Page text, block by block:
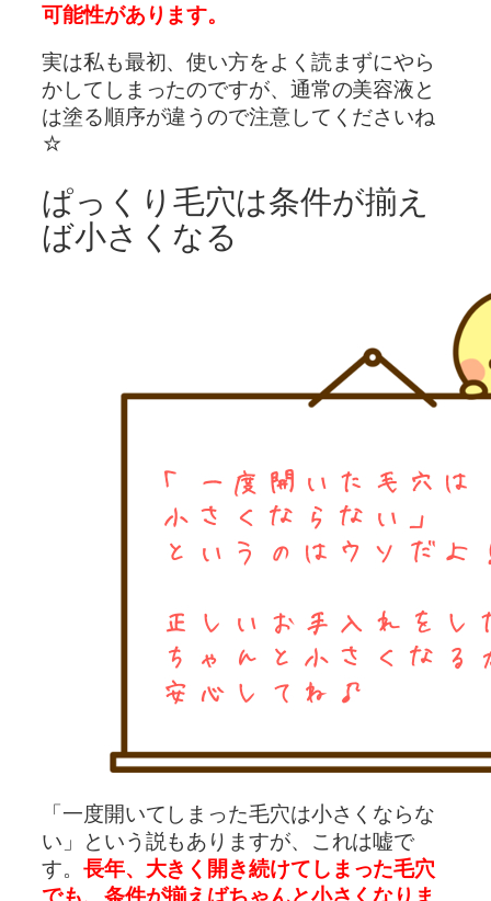
可能性があります。
実は私も最初、使い方をよく読まずにやら
かしてしまったのですが、通常の美容液と
は塗る順序が違うので注意してくださいね
☆
ぱっくり毛穴は条件が揃え
ば小さくなる
「一度開いてしまった毛穴は小さくならな
い」という説もありますが、これは嘘で
す。 長年、大きく開き続けてしまった毛穴
でも、条件が揃えばちゃんと小さくなりま